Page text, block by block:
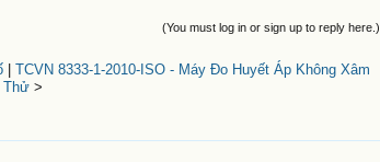
(You must log in or sign up to reply here.)
| TCVN 8333-1-2010-ISO - Máy Đo Huyết Áp Không Xâm
Thử >